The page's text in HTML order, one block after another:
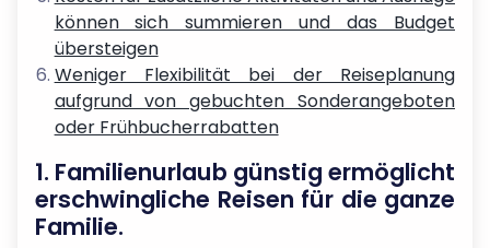
können sich summieren und das Budget
übersteigen
Weniger Flexibilität bei der Reiseplanung
aufgrund von gebuchten Sonderangeboten
oder Frühbucherrabatten
1. Familienurlaub günstig ermöglicht
erschwingliche Reisen für die ganze
Familie.